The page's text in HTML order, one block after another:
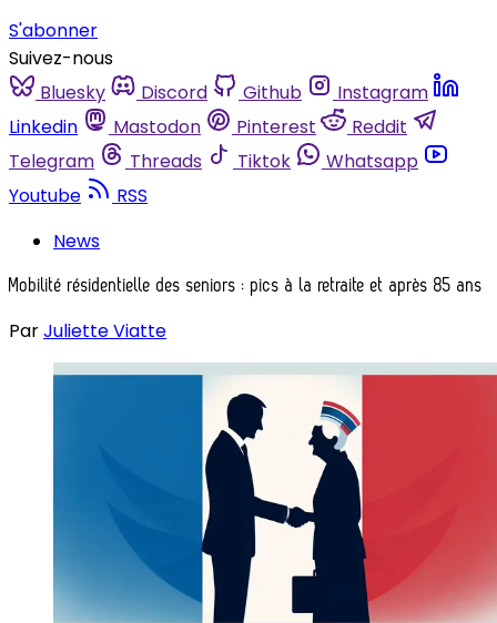
S'abonner
Suivez-nous
Bluesky
Discord Github
Instagram
Linkedin
Mastodon Pinterest
Reddit
Telegram
Threads Tiktok
Whatsapp
Youtube
RSS
News
Mobilité résidentielle des seniors : pics à la retraite et après 85 ans
ParJuliette Viatte